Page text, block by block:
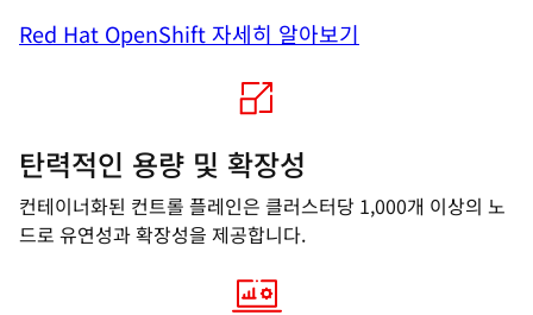
Red Hat OpenShift 자세히 알아보기
탄력적인 용량 및 확장성
컨테이너화된 컨트롤 플레인은 클러스터당 1,000개 이상의 노
드로 유연성과 확장성을 제공합니다.